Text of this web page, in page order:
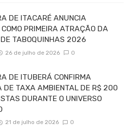
DE ITACARÉ ANUNCIA
PRIMEIRA ATRAÇÃO DA
TABOQUINHAS 2026
26 de julho de 2026 0
DE ITUBERÁ CONFIRMA
DE TAXA AMBIENTAL DE R$ 200
DURANTE O UNIVERSO
21 de julho de 2026 0